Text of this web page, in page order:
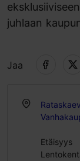
juhlaan
Jaa
Etäisyys